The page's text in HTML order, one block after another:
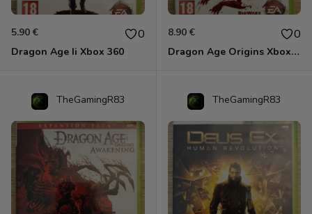
5.90 € 0
Dragon Age Ii Xbox 360
8.90 € 0
Dragon Age Origins Xbox 360
TheGamingR83 TheGamingR83